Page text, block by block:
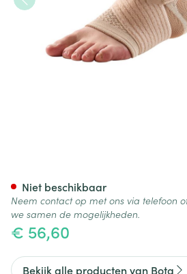
€ 56,60
Niet beschikbaar
Neem contact op met ons via telefoon
we samen de mogelijkheden.
Bekijk alle producten van Bota